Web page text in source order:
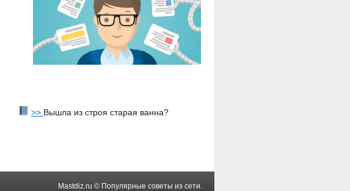
>> Вышла из строя старая ванна?
Mastdiz.ru © Популярные сοветы из сети.